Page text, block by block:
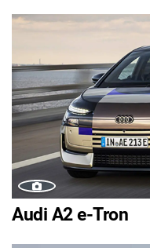
Audi A2 e-Tron